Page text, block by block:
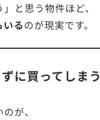
と思う物件ほど、
るのが現実です。
に買ってしまう
が、